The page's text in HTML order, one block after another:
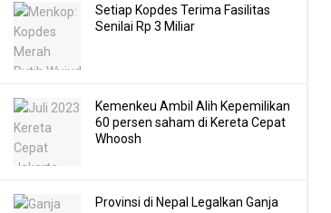
Setiap Kopdes Terima Fasilitas
Senilai Rp 3 Miliar
Kemenkeu Ambil Alih Kepemilikan
60 persen saham di Kereta Cepat
Whoosh
Provinsi di Nepal Legalkan Ganja